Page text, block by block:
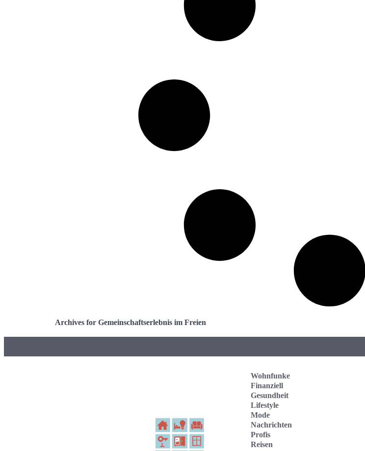
Archives for Gemeinschaftserlebnis im Freien
Wohnfunke
Finanziell
Gesundheit
Lifestyle
Mode
Nachrichten
Profis
Reisen